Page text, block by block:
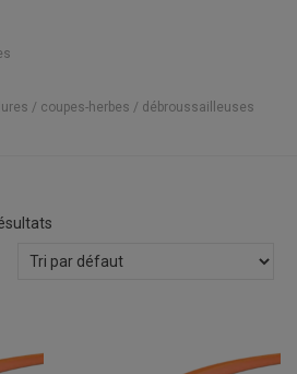
/ coupes-herbes / débroussailleuses